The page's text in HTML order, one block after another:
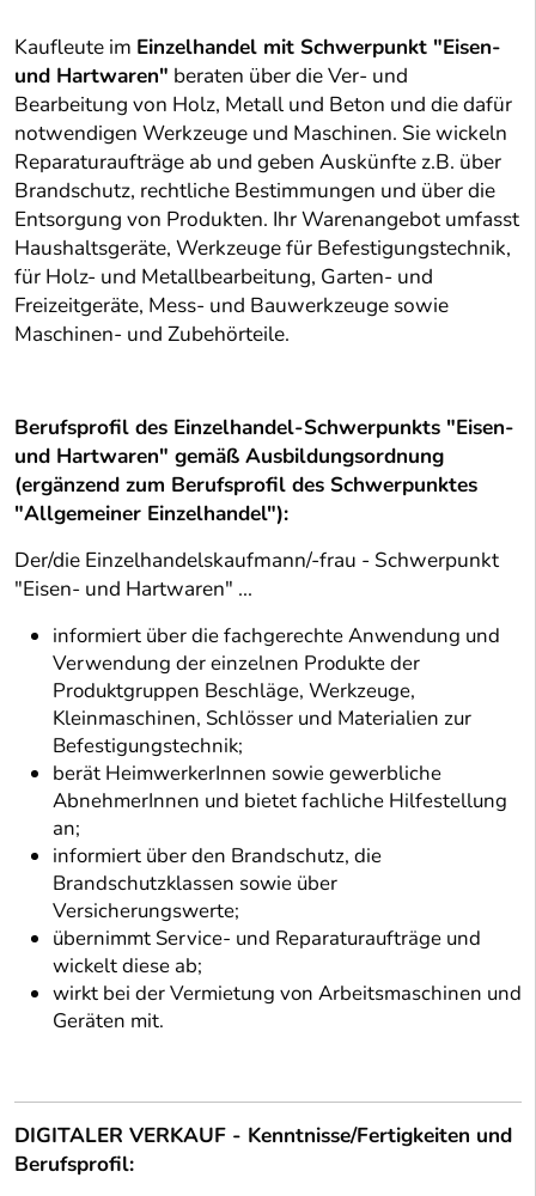
Kaufleute im Einzelhandel mit Schwerpunkt "Eisen-
und Hartwaren" beraten über die Ver- und
Bearbeitung von Holz, Metall und Beton und die dafür
notwendigen Werkzeuge und Maschinen. Sie wickeln
Reparaturaufträge ab und geben Auskünfte z.B. über
Brandschutz, rechtliche Bestimmungen und über die
Entsorgung von Produkten. Ihr Warenangebot umfasst
Haushaltsgeräte, Werkzeuge für Befestigungstechnik,
für Holz- und Metallbearbeitung, Garten- und
Freizeitgeräte, Mess- und Bauwerkzeuge sowie
Maschinen- und Zubehörteile.
Berufsprofil des Einzelhandel-Schwerpunkts "Eisen-
und Hartwaren" gemäß Ausbildungsordnung
(ergänzend zum Berufsprofil des Schwerpunktes
"Allgemeiner Einzelhandel"):
Der/die Einzelhandelskaufmann/-frau - Schwerpunkt
"Eisen- und Hartwaren" ...
informiert über die fachgerechte Anwendung und
Verwendung der einzelnen Produkte der
Produktgruppen Beschläge, Werkzeuge,
Kleinmaschinen, Schlösser und Materialien zur
Befestigungstechnik;
berät HeimwerkerInnen sowie gewerbliche
AbnehmerInnen und bietet fachliche Hilfestellung
an;
informiert über den Brandschutz, die
Brandschutzklassen sowie über
Versicherungswerte;
übernimmt Service- und Reparaturaufträge und
wickelt diese ab;
wirkt bei der Vermietung von Arbeitsmaschinen und
Geräten mit.
DIGITALER VERKAUF - Kenntnisse/Fertigkeiten und
Berufsprofil: